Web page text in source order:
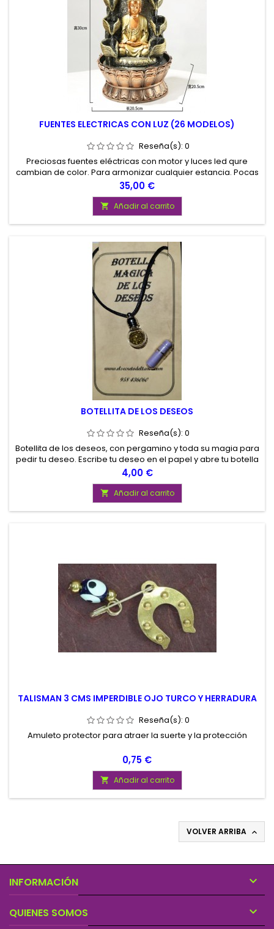
FUENTES ELECTRICAS CON LUZ (26 MODELOS)
Reseña(s): 0
Preciosas fuentes eléctricas con motor y luces led qure
cambian de color. Para armonizar cualquier estancia. Pocas
unidades, de ahí el precio que tienen. no te quedes sin la
tuya. Medidas aprox. 20 cm de diametro x 30 cm de alto
Precio
35,00 €
 Añadir al carrito
BOTELLITA DE LOS DESEOS
Reseña(s): 0
Botellita de los deseos, con pergamino y toda su magia para
pedir tu deseo. Escribe tu deseo en el papel y abre tu botella
magica y sopla en direccion del aire mientras visualizas tu
deseo, Deja que los polvos mágicos vuelen y espera que tu
deseo se haga realidad
Precio
4,00 €
 Añadir al carrito
TALISMAN 3 CMS IMPERDIBLE OJO TURCO Y HERRADURA
Reseña(s): 0
Amuleto protector para atraer la suerte y la protección
Precio
0,75 €
 Añadir al carrito
VOLVER ARRIBA 
INFORMACIÓN 
QUIENES SOMOS 